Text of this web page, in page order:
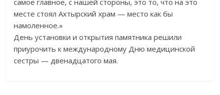
самое главное, с нашей стороны, это то, что на это
месте стоял Ахтырский храм — место как бы
намоленное.»
День установки и открытия памятника решили
приурочить к международному Дню медицинской
сестры — двенадцатого мая.